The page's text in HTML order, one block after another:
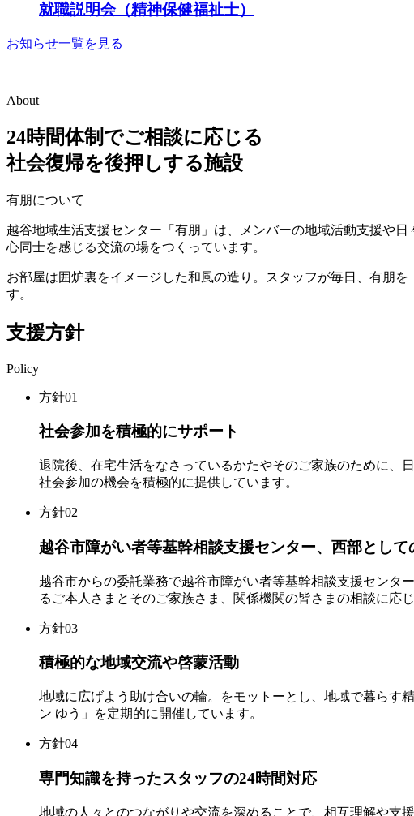
就職説明会（精神保健福祉士）
お知らせ一覧を見る
About
24時間体制でご相談に応じる
社会復帰を後押しする施設
有朋について
越谷地域生活支援センター「有朋」は、メンバーの地域活動支援や
心同士を感じる交流の場をつくっています。
お部屋は囲炉裏をイメージした和風の造り。スタッフが毎日、有朋
す。
支援方針
Policy
方針01
社会参加を積極的にサポート
退院後、在宅生活をなさっているかたやそのご家族のために、
社会参加の機会を積極的に提供しています。
方針02
越谷市障がい者等基幹相談支援センター、西部として
越谷市からの委託業務で越谷市障がい者等基幹相談支援センタ
るご本人さまとそのご家族さま、関係機関の皆さまの相談に応
方針03
積極的な地域交流や啓蒙活動
地域に広げよう助け合いの輪。をモットーとし、地域で暮らす
ン ゆう」を定期的に開催しています。
方針04
専門知識を持ったスタッフの24時間対応
地域の人々とのつながりや交流を深めることで、相互理解や支